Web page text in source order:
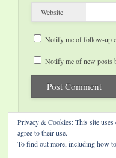
Website
Notify me of follow-up
Notify me of new posts
Privacy & Cookies: This site
agree to their use.
To find out more, including how